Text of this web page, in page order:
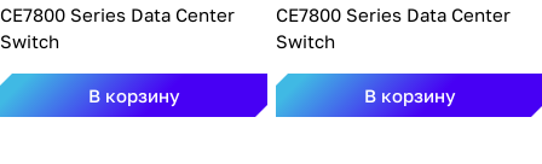
CE7800 Series Data Center
Switch
В корзину
CE7800 Series Data Center
Switch
В корзину